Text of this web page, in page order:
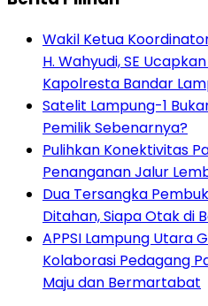
Wakil Ketua
H. Wahyudi, SE
Kapolresta Bandar
Satelit Lampung-1
Pemilik Sebenarnya?
Pulihkan Konektivitas
Penanganan Jalur
Dua Tersangka
Ditahan, Siapa Otak di
APPSI Lampung Utara
Kolaborasi Pedagang
Maju dan Bermartabat